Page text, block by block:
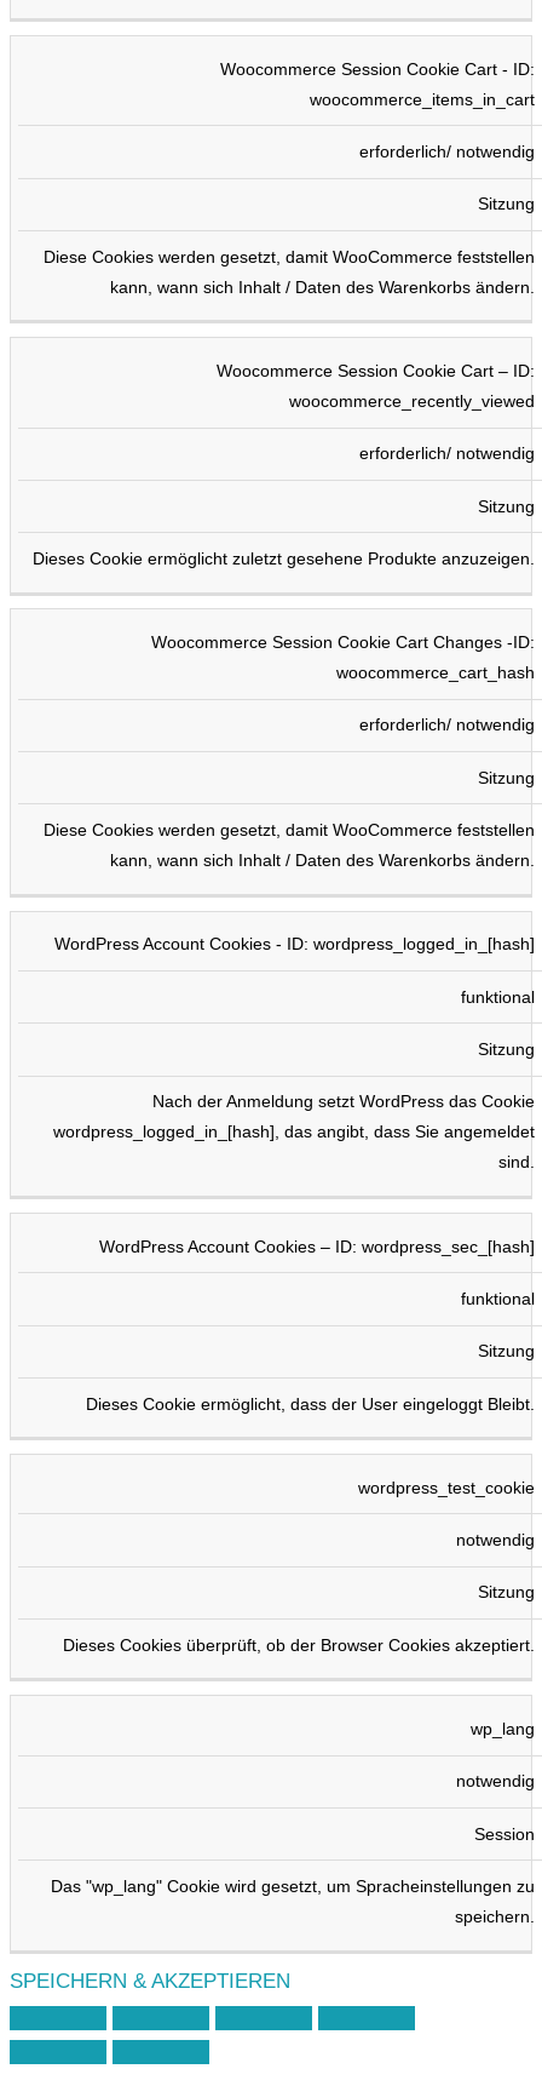
Woocommerce Session Cookie Cart - ID:
woocommerce_items_in_cart
erforderlich/ notwendig
Sitzung
Diese Cookies werden gesetzt, damit WooCommerce feststellen
kann, wann sich Inhalt / Daten des Warenkorbs ändern.
Woocommerce Session Cookie Cart – ID:
woocommerce_recently_viewed
erforderlich/ notwendig
Sitzung
Dieses Cookie ermöglicht zuletzt gesehene Produkte anzuzeigen.
Woocommerce Session Cookie Cart Changes -ID:
woocommerce_cart_hash
erforderlich/ notwendig
Sitzung
Diese Cookies werden gesetzt, damit WooCommerce feststellen
kann, wann sich Inhalt / Daten des Warenkorbs ändern.
WordPress Account Cookies - ID: wordpress_logged_in_[hash]
funktional
Sitzung
Nach der Anmeldung setzt WordPress das Cookie
wordpress_logged_in_[hash], das angibt, dass Sie angemeldet
sind.
WordPress Account Cookies – ID: wordpress_sec_[hash]
funktional
Sitzung
Dieses Cookie ermöglicht, dass der User eingeloggt Bleibt.
wordpress_test_cookie
notwendig
Sitzung
Dieses Cookies überprüft, ob der Browser Cookies akzeptiert.
wp_lang
notwendig
Session
Das "wp_lang" Cookie wird gesetzt, um Spracheinstellungen zu
speichern.
SPEICHERN & AKZEPTIEREN